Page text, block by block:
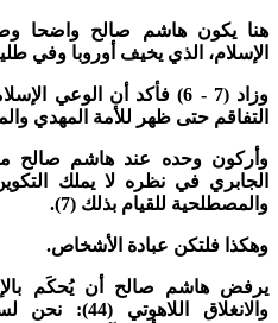
يكون هاشم صالح واضحا
الذي يخيف أوروبا وفي
وزاد (7 - 6) فأكد أن
حتى ظهر للأمة المهدي
وحده عند هاشم صالح
في نظره لا يملك التكوين
للقيام بذلك (7).
فلتكن عبادة الأشخاص.
هاشم صالح أن يُحكَم
والانغلاق